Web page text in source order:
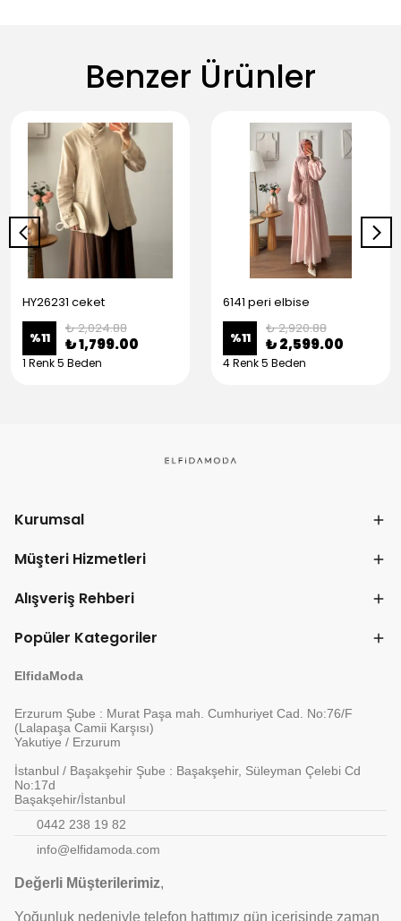
Benzer Ürünler
HY26231 ceket
%11
₺ 2,024.88
₺ 1,799.00
1 Renk 5 Beden
6141 peri elbise
%11
₺ 2,920.88
₺ 2,599.00
4 Renk 5 Beden
Kurumsal
Müşteri Hizmetleri
Alışveriş Rehberi
Popüler Kategoriler
ElfidaModa
Erzurum Şube : Murat Paşa mah. Cumhuriyet Cad. No:76/F
(Lalapaşa Camii Karşısı)
Yakutiye / Erzurum
İstanbul / Başakşehir Şube : Başakşehir, Süleyman Çelebi Cd
No:17d
Başakşehir/İstanbul
0442 238 19 82
info@elfidamoda.com
Değerli Müşterilerimiz,
Yoğunluk nedeniyle telefon hattımız gün içerisinde zaman